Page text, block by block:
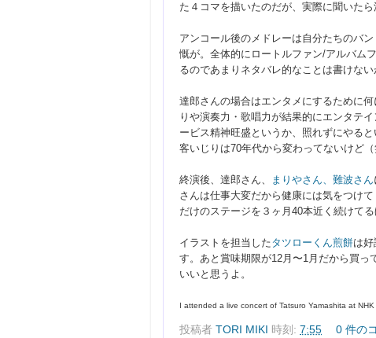
た４コマを描いたのだが、実際に聞いたら
アンコール後のメドレーは自分たちのバ
慨が。 全体的に ロートルファン/アルバム
るのであまりネタバレ的なことは書けな
達郎さんの場合はエンタメにするために
りや演奏力・歌唱力が結果的にエンタテ
ービス精神旺盛というか、照れずにやる
客いじりは70年代から変わってないけど（
終演後、達郎さん、 まりやさん、難波さん
さんは仕事大変だから健康には気をつけ
だけのステージを３ヶ月40本近く続けて
イラストを担当したタツローくん煎餅は
す。あと賞味期限が12月〜1月だから買
いいと思うよ。
I attended a live concert of Tatsuro Yamashita at NHK
投稿者 TORI MIKI 時刻: 7:55
0 件の